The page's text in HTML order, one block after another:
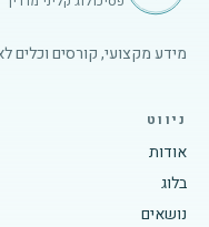
מידע מקצועי, קורסים וכלים
ניווט
אודות
בלוג
נושאים